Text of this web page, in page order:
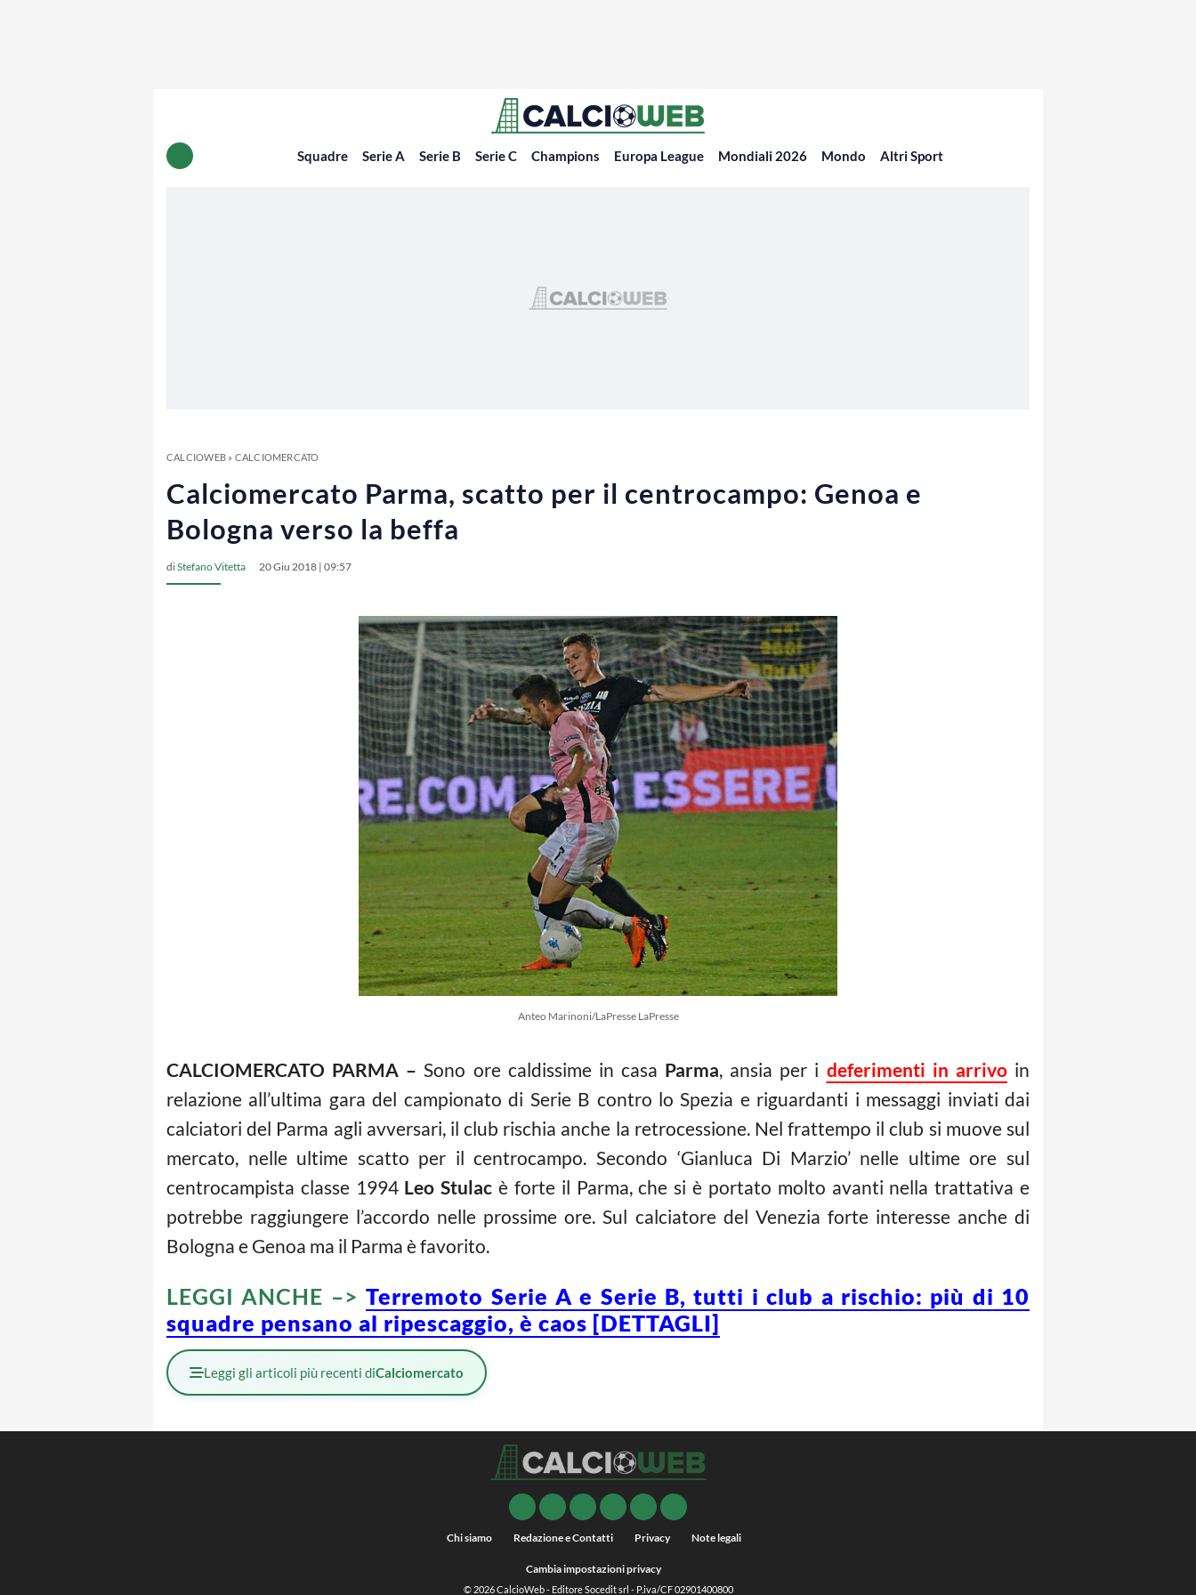
Squadre Serie A Serie B Serie C Champions Europa League Mondiali 2026 Mondo Altri Sport
CALCIOWEB» CALCIOMERCATO
Calciomercato Parma, scatto per il centrocampo: Genoa e
Bologna verso la beffa
diStefano Vitetta 20 Giu 2018 | 09:57
Anteo Marinoni/LaPresse LaPresse
CALCIOMERCATO PARMA – Sono ore caldissime in casa Parma, ansia per i deferimenti in arrivoin
relazione all’ultima gara del campionato di Serie B contro lo Spezia e riguardanti i messaggi inviati dai
calciatori del Parma agli avversari, il club rischia anche la retrocessione. Nel frattempo il club si muove sul
mercato, nelle ultime scatto per il centrocampo. Secondo ‘Gianluca Di Marzio’ nelle ultime ore sul
centrocampista classe 1994 Leo Stulac è forte il Parma, che si è portato molto avanti nella trattativa e
potrebbe raggiungere l’accordo nelle prossime ore. Sul calciatore del Venezia forte interesse anche di
Bologna e Genoa ma il Parma è favorito.
LEGGI ANCHE –>Terremoto Serie A e Serie B, tutti i club a rischio: più di 10
squadre pensano al ripescaggio, è caos [DETTAGLI]
Leggi gli articoli più recenti diCalciomercato
Chi siamo Redazione e Contatti Privacy Note legali
Cambia impostazioni privacy
© 2026CalcioWeb- Editore Socedit srl - P.iva/CF 02901400800